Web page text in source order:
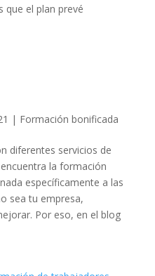
que el plan prevé
| Formación bonificada
diferentes servicios de
la formación
específicamente a las
sea tu empresa,
Por eso, en el blog